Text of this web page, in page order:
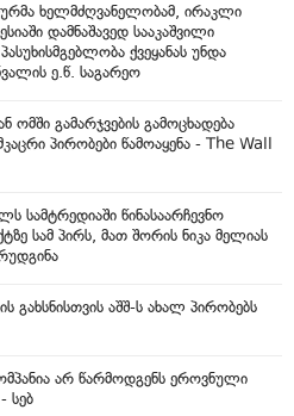
ხელმძღვანელობამ, ირაკლი
დამნაშავედ სააკაშვილი
ქვეყანას უნდა
ე.წ. საგარეო
გამარჯვების გამოცხადება
პირობები წამოაყენა - The Wall
სამტრედიაში წინასაარჩევნო
სამ პირს, მათ შორის ნიკა მელიას
გახსნისთვის აშშ-ს ახალ პირობებს
არ წარმოდგენს ეროვნული
სებ